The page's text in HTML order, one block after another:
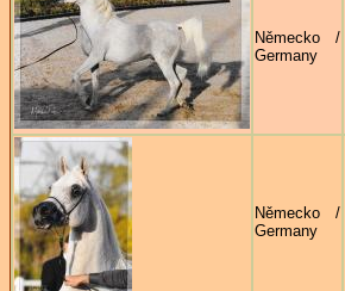
Německo /
Germany
Německo /
Germany